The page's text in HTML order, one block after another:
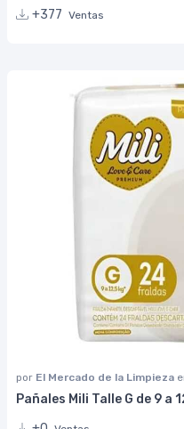
+377 Ventas
por El Mercado de la Limpieza
Pañales Mili Talle G de 9 a